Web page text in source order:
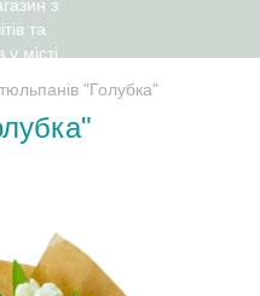
"Голубка"